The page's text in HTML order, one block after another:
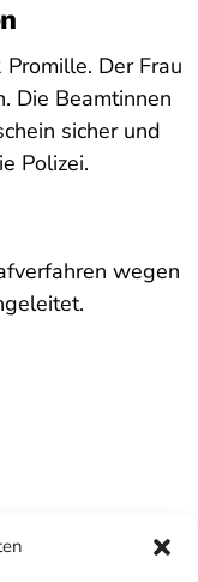
Der Frau
Die Beamtinnen
sicher und
Polizei.
wegen